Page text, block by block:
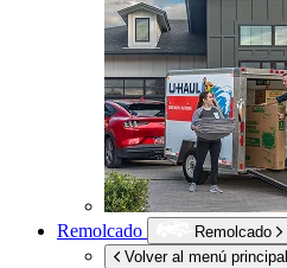
Remolcado
Remolcado
Volver al menú principal